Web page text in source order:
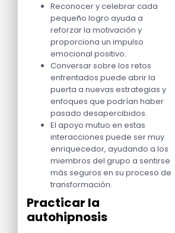
Reconocer y celebrar cada
pequeño logro ayuda a
reforzar la motivación y
proporciona un impulso
emocional positivo.
Conversar sobre los retos
enfrentados puede abrir la
puerta a nuevas estrategias y
enfoques que podrían haber
pasado desapercibidos.
El apoyo mutuo en estas
interacciones puede ser muy
enriquecedor, ayudando a los
miembros del grupo a sentirse
más seguros en su proceso de
transformación.
Practicar la
autohipnosis